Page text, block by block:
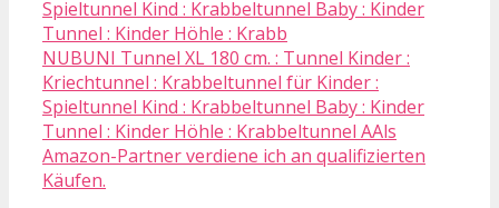
NUBUNI Tunnel XL 180 cm. : Tunnel Kinder :
Kriechtunnel : Krabbeltunnel für Kinder :
Spieltunnel Kind : Krabbeltunnel Baby : Kinder
Tunnel : Kinder Höhle : Krabbeltunnel AAls
Amazon-Partner verdiene ich an qualifizierten
Käufen.